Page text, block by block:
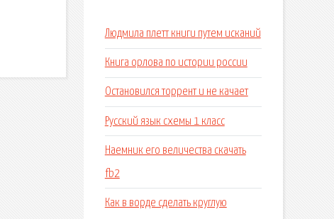
Людмила плетт книги путем исканий
Книга орлова по истории россии
Остановился торрент и не качает
Русский язык схемы 1 класс
Наемник его величества скачать
fb2
Как в ворде сделать круглую